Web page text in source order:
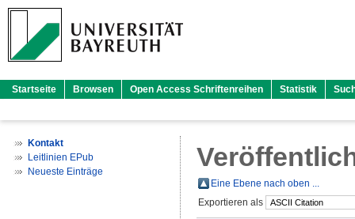
Startseite Browsen Open Access Schriftenreihen Statistik
Kontakt
Leitlinien EPub
Neueste Einträge
Eine Ebene nach oben ...
Exportieren als